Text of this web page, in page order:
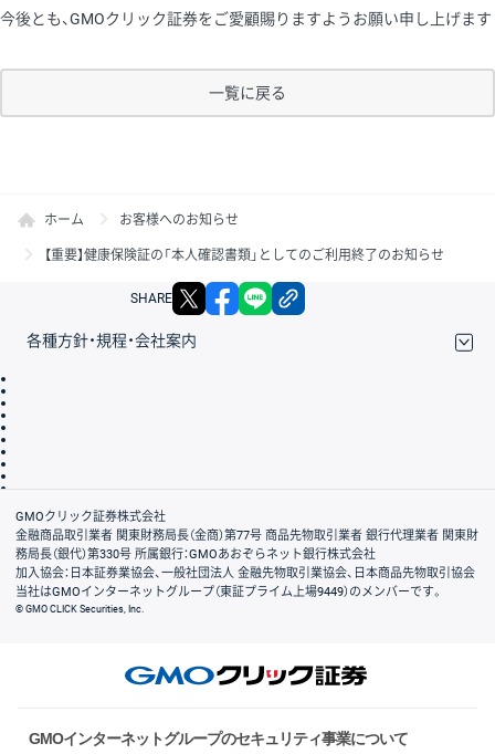
今後とも、GMOクリック証券をご愛顧賜りますようお願い申し上げます
一覧に戻る
ホーム お客様へのお知らせ
【重要】健康保険証の「本人確認書類」としてのご利用終了のお知らせ
SHARE X facebook
各種方針・規程・会社案内
会社案内
GMOクリック証券株式会社
金融商品取引業者 関東財務局長（金商）第77号 商品先物取引業者 銀行代理業者 関東財
務局長（銀代）第330号 所属銀行：GMOあおぞらネット銀行株式会社
加入協会：日本証券業協会、一般社団法人 金融先物取引業協会、日本商品先物取引協会
当社はGMOインターネットグループ（東証プライム上場9449）のメンバーです。
© GMO CLICK Securities, Inc.
GMOインターネットグループのセキュリティ事業について